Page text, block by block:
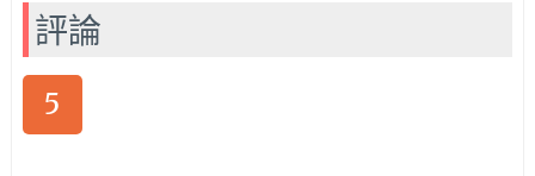
評論
5